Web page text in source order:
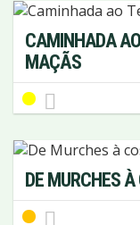
CAMINHADA
MAÇÃS
DE MURCHES